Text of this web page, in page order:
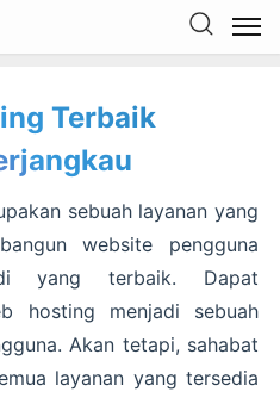
Terbaik
sebuah layanan yang
website pengguna
yang terbaik. Dapat
hosting menjadi sebuah
Akan tetapi, sahabat
layanan yang tersedia